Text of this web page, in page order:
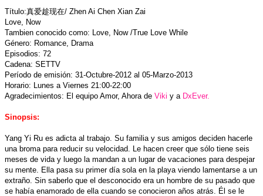
Título:真爱趁现在/ Zhen Ai Chen Xian Zai
Love, Now
Tambien conocido como: Love, Now /True Love While
Género: Romance, Drama
Episodios: 72
Cadena: SETTV
Período de emisión: 31-Octubre-2012 al 05-Marzo-2013
Horario: Lunes a Viernes 21:00-22:00
Agradecimientos: El equipo Amor, Ahora de Viki y a DxEver.
Sinopsis:
Yang Yi Ru es adicta al trabajo. Su familia y sus amigos deciden hacerle
una broma para reducir su velocidad. Le hacen creer que sólo tiene seis
meses de vida y luego la mandan a un lugar de vacaciones para despejar
su mente. Ella pasa su primer día sola en la playa viendo lamentarse a un
extraño. Sin saberlo que el desconocido era un hombre de su pasado que
se había enamorado de ella cuando se conocieron años atrás. Él se le